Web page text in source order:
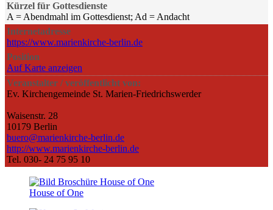
Kürzel für Gottesdienste
A = Abendmahl im Gottesdienst; Ad = Andacht
Internetadresse
https://www.marienkirche-berlin.de
Position
Auf Karte anzeigen
Veranstalter / veröffentlicht von:
Ev. Kirchengemeinde St. Marien-Friedrichswerder
Waisenstr. 28
10179 Berlin
buero@marienkirche-berlin.de
http://www.marienkirche-berlin.de
Tel. 030- 24 75 95 10
House of One